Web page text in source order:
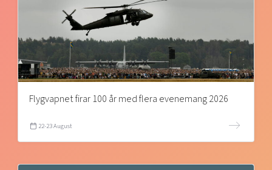
Flygvapnet firar 100 år med flera evenemang 2026
22-23 August